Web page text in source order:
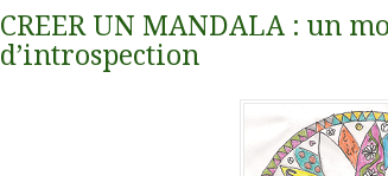
CREER UN MANDALA : un
d’introspection